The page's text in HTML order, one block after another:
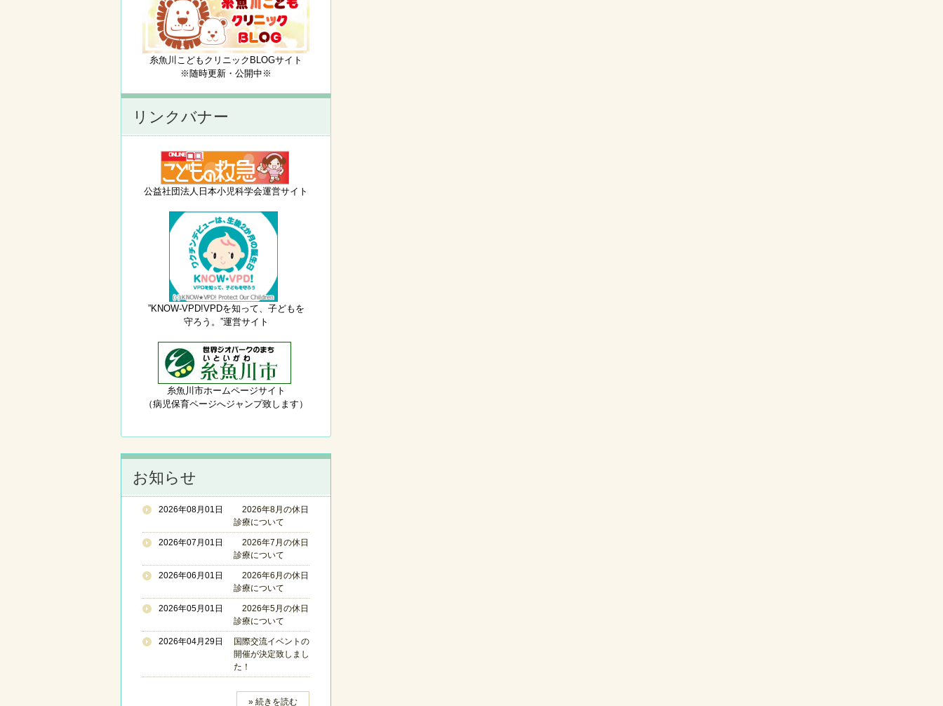
糸魚川こどもクリニックBLOGサイト
※随時更新・公開中※
リンクバナー
公益社団法人日本小児科学会運営サイト
”KNOW-VPD!VPDを知って、子どもを
守ろう。”運営サイト
糸魚川市ホームページサイト
（病児保育ページへジャンプ致します）
お知らせ
2026年08月01日
2026年8月の休日
診療について
2026年07月01日
2026年7月の休日
診療について
2026年06月01日
2026年6月の休日
診療について
2026年05月01日
2026年5月の休日
診療について
2026年04月29日
国際交流イベントの
開催が決定致しまし
た！
» 続きを読む